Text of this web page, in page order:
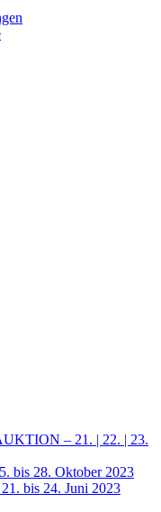
– 21. | 22. | 23.
bis 28. Oktober 2023
bis 24. Juni 2023